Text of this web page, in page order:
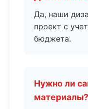
Да, наши
проект с
бюджета.
Нужно ли
материалы?